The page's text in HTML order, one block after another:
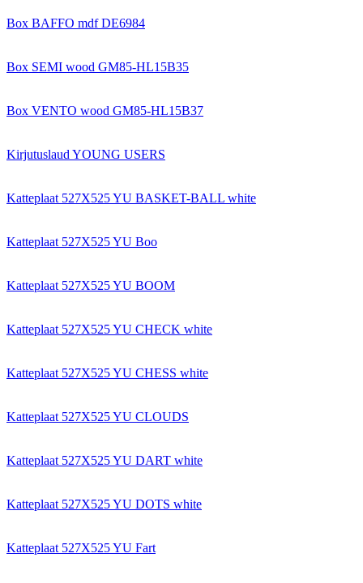
Box BAFFO mdf DE6984
Box SEMI wood GM85-HL15B35
Box VENTO wood GM85-HL15B37
Kirjutuslaud YOUNG USERS
Katteplaat 527X525 YU BASKET-BALL white
Katteplaat 527X525 YU Boo
Katteplaat 527X525 YU BOOM
Katteplaat 527X525 YU CHECK white
Katteplaat 527X525 YU CHESS white
Katteplaat 527X525 YU CLOUDS
Katteplaat 527X525 YU DART white
Katteplaat 527X525 YU DOTS white
Katteplaat 527X525 YU Fart